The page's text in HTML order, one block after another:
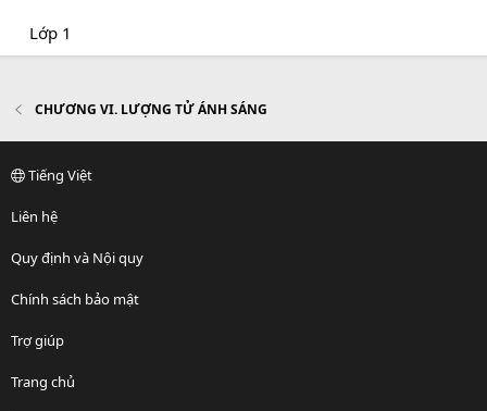
Lớp 1
CHƯƠNG VI. LƯỢNG TỬ ÁNH SÁNG
Tiếng Việt
Liên hệ
Quy định và Nội quy
Chính sách bảo mật
Trợ giúp
Trang chủ